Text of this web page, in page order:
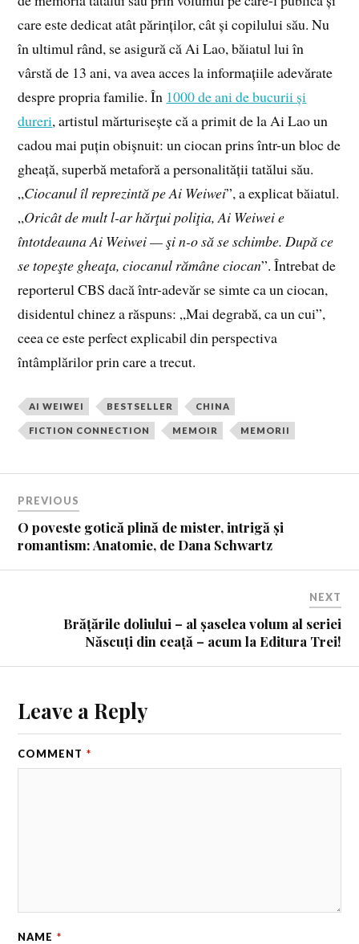
care este dedicat atât părinților, cât și copilului său. Nu
în ultimul rând, se asigură că Ai Lao, băiatul lui în
vârstă de 13 ani, va avea acces la informațiile adevărate
despre propria familie. În 1000 de ani de bucurii și
dureri, artistul mărturisește că a primit de la Ai Lao un
cadou mai puțin obișnuit: un ciocan prins într-un bloc de
gheață, superbă metaforă a personalității tatălui său.
„Ciocanul îl reprezintă pe Ai Weiwei”, a explicat băiatul.
„Oricât de mult l-ar hărţui poliţia, Ai Weiwei e
întotdeauna Ai Weiwei — şi n-o să se schimbe. După ce
se topeşte gheaţa, ciocanul rămâne ciocan”. Întrebat de
reporterul CBS dacă într-adevăr se simte ca un ciocan,
disidentul chinez a răspuns: „Mai degrabă, ca un cui”,
ceea ce este perfect explicabil din perspectiva
întâmplărilor prin care a trecut.
AI WEIWEI BESTSELLER CHINA
FICTION CONNECTION MEMOIR MEMORII
PREVIOUS
O poveste gotică plină de mister, intrigă și
romantism: Anatomie, de Dana Schwartz
NEXT
Brățările doliului – al șaselea volum al seriei
Născuți din ceață – acum la Editura Trei!
Leave a Reply
COMMENT *
NAME *